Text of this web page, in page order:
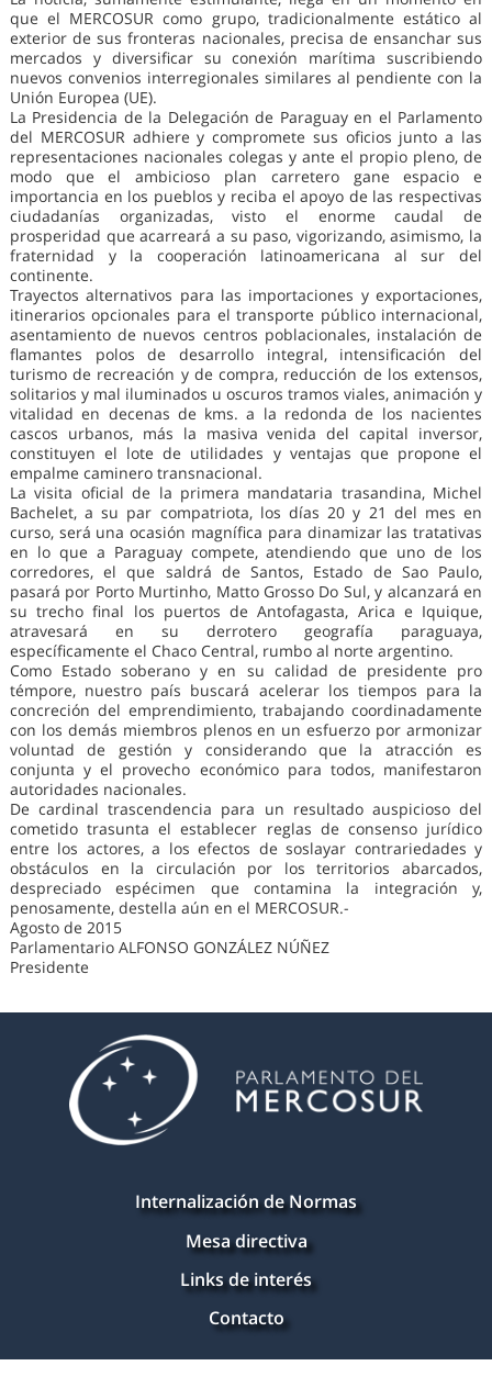
que el MERCOSUR como grupo, tradicionalmente estático al
exterior de sus fronteras nacionales, precisa de ensanchar sus
mercados y diversificar su conexión marítima suscribiendo
nuevos convenios interregionales similares al pendiente con la
Unión Europea (UE).
La Presidencia de la Delegación de Paraguay en el Parlamento
del MERCOSUR adhiere y compromete sus oficios junto a las
representaciones nacionales colegas y ante el propio pleno, de
modo que el ambicioso plan carretero gane espacio e
importancia en los pueblos y reciba el apoyo de las respectivas
ciudadanías organizadas, visto el enorme caudal de
prosperidad que acarreará a su paso, vigorizando, asimismo, la
fraternidad y la cooperación latinoamericana al sur del
continente.
Trayectos alternativos para las importaciones y exportaciones,
itinerarios opcionales para el transporte público internacional,
asentamiento de nuevos centros poblacionales, instalación de
flamantes polos de desarrollo integral, intensificación del
turismo de recreación y de compra, reducción de los extensos,
solitarios y mal iluminados u oscuros tramos viales, animación y
vitalidad en decenas de kms. a la redonda de los nacientes
cascos urbanos, más la masiva venida del capital inversor,
constituyen el lote de utilidades y ventajas que propone el
empalme caminero transnacional.
La visita oficial de la primera mandataria trasandina, Michel
Bachelet, a su par compatriota, los días 20 y 21 del mes en
curso, será una ocasión magnífica para dinamizar las tratativas
en lo que a Paraguay compete, atendiendo que uno de los
corredores, el que saldrá de Santos, Estado de Sao Paulo,
pasará por Porto Murtinho, Matto Grosso Do Sul, y alcanzará en
su trecho final los puertos de Antofagasta, Arica e Iquique,
atravesará en su derrotero geografía paraguaya,
específicamente el Chaco Central, rumbo al norte argentino.
Como Estado soberano y en su calidad de presidente pro
témpore, nuestro país buscará acelerar los tiempos para la
concreción del emprendimiento, trabajando coordinadamente
con los demás miembros plenos en un esfuerzo por armonizar
voluntad de gestión y considerando que la atracción es
conjunta y el provecho económico para todos, manifestaron
autoridades nacionales.
De cardinal trascendencia para un resultado auspicioso del
cometido trasunta el establecer reglas de consenso jurídico
entre los actores, a los efectos de soslayar contrariedades y
obstáculos en la circulación por los territorios abarcados,
despreciado espécimen que contamina la integración y,
penosamente, destella aún en el MERCOSUR.-
Agosto de 2015
Parlamentario ALFONSO GONZÁLEZ NÚÑEZ
Presidente
Internalización de Normas
Mesa directiva
Links de interés
Contacto